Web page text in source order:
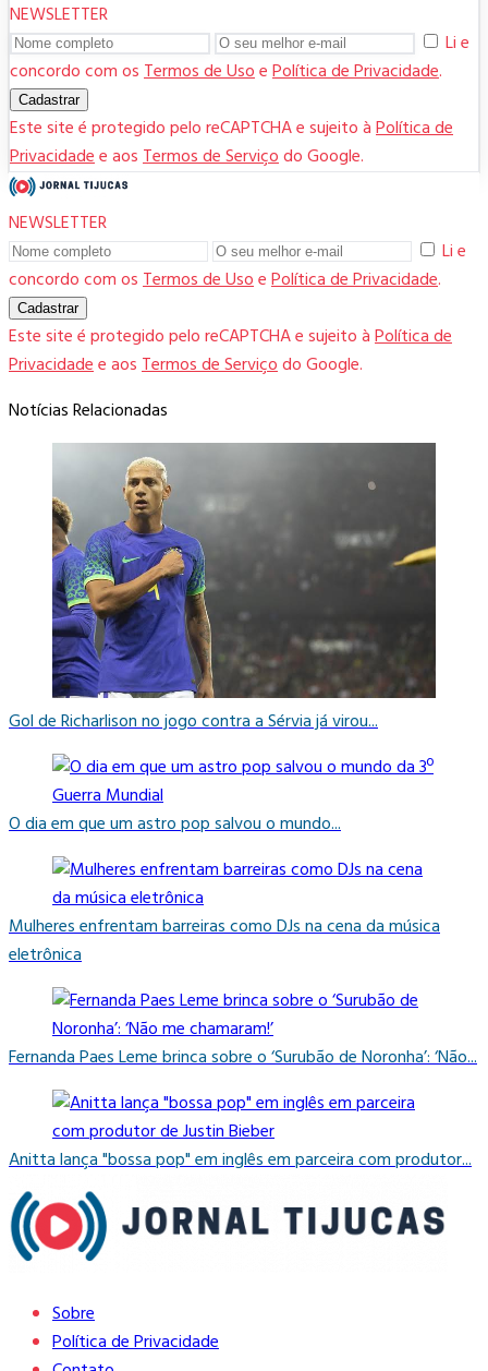
NEWSLETTER
Li e
concordo com osTermos de UsoePolítica de Privacidade.
Cadastrar
Este site é protegido pelo reCAPTCHA e sujeito àPolítica de
Privacidadee aosTermos de Serviçodo Google.
NEWSLETTER
Li e
concordo com osTermos de UsoePolítica de Privacidade.
Cadastrar
Este site é protegido pelo reCAPTCHA e sujeito àPolítica de
Privacidadee aosTermos de Serviçodo Google.
Notícias Relacionadas
Gol de Richarlison no jogo contra a Sérvia já virou...
O dia em que um astro pop salvou o mundo...
Mulheres enfrentam barreiras como DJs na cena da música
eletrônica
Fernanda Paes Leme brinca sobre o ‘Surubão de Noronha’: ‘Não...
Anitta lança "bossa pop" em inglês em parceira com produtor...
Sobre
Política de Privacidade